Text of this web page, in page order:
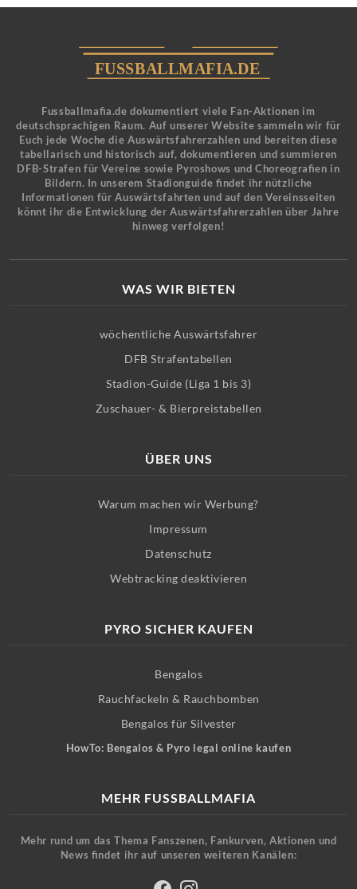
Fussballmafia.de dokumentiert viele Fan-Aktionen im
deutschsprachigen Raum. Auf unserer Website sammeln wir für
Euch jede Woche die Auswärtsfahrerzahlen und bereiten diese
tabellarisch und historisch auf, dokumentieren und summieren
DFB-Strafen für Vereine sowie Pyroshows und Choreografien in
Bildern. In unserem Stadionguide findet ihr nützliche
Informationen für Auswärtsfahrten und auf den Vereinsseiten
könnt ihr die Entwicklung der Auswärtsfahrerzahlen über Jahre
hinweg verfolgen!
WAS WIR BIETEN
wöchentliche Auswärtsfahrer
DFB Strafentabellen
Stadion-Guide (Liga 1 bis 3)
Zuschauer- & Bierpreistabellen
ÜBER UNS
Warum machen wir Werbung?
Impressum
Datenschutz
Webtracking deaktivieren
PYRO SICHER KAUFEN
Bengalos
Rauchfackeln & Rauchbomben
Bengalos für Silvester
HowTo: Bengalos & Pyro legal online kaufen
MEHR FUSSBALLMAFIA
Mehr rund um das Thema Fanszenen, Fankurven, Aktionen und
News findet ihr auf unseren weiteren Kanälen: